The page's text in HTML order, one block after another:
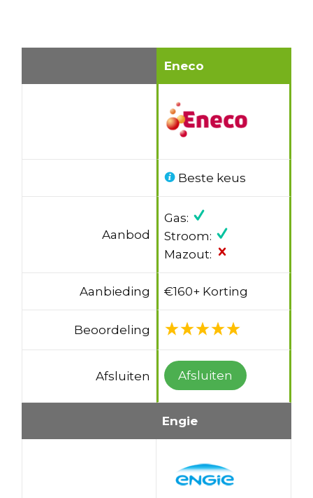
Eneco
Beste keus
Aanbod
Gas:
Stroom:
Mazout:
Aanbieding €160+ Korting
Beoordeling
Afsluiten Afsluiten
Engie